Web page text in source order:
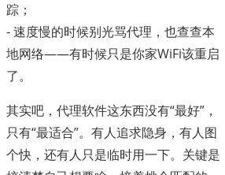
踪；
- 速度慢的时候别光骂代理，也查查本
地网络——有时候只是你家WiFi该重启
了。
其实吧，代理软件这东西没有“最好”，
只有“最适合”。有人追求隐身，有人图
个快，还有人只是临时用一下。关键是